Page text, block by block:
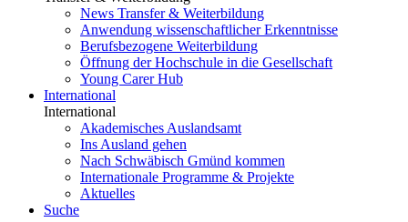
News Transfer & Weiterbildung
Anwendung wissenschaftlicher Erkenntnisse
Berufsbezogene Weiterbildung
Öffnung der Hochschule in die Gesellschaft
Young Carer Hub
International
International
Akademisches Auslandsamt
Ins Ausland gehen
Nach Schwäbisch Gmünd kommen
Internationale Programme & Projekte
Aktuelles
Suche